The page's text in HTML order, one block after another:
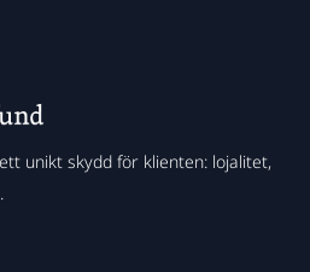
unikt skydd för klienten: lojalitet,